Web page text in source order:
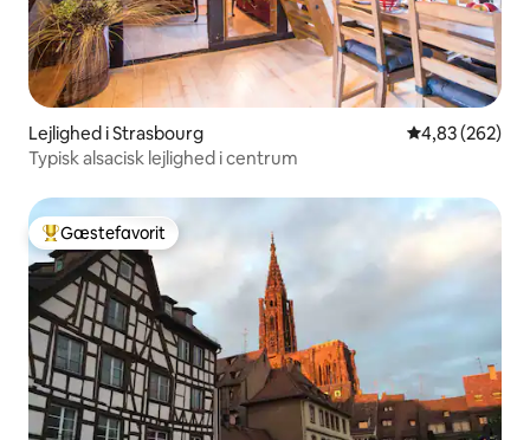
Lejlighed i Strasbourg 4,83 ud af 5 i
4,83 (262)
Typisk alsacisk lejlighed i centrum
Bedste gæstefavorit
Gæstefavorit